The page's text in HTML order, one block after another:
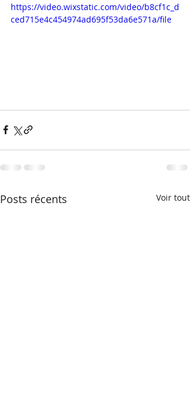
https://video.wixstatic.com/video/b8cf1c_d
ced715e4c454974ad695f53da6e571a/file
Posts récents Voir tout